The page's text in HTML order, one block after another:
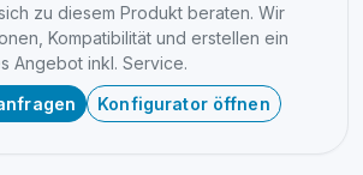
zu diesem Produkt beraten. Wir
Kompatibilität und erstellen ein
Angebot inkl. Service.
Konfigurator öffnen